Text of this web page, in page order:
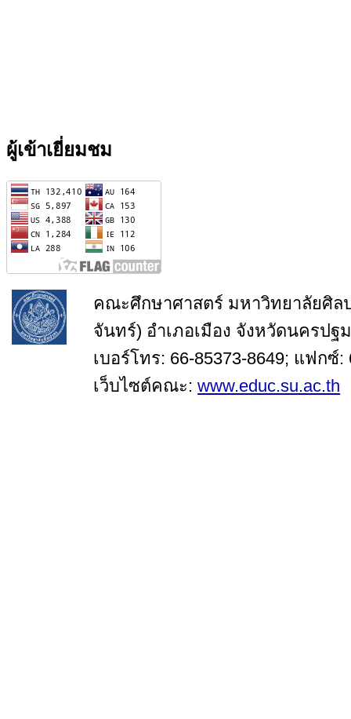
ผู้เข้าเยี่ยมชม
คณะศึกษาศาสตร์ มหาวิทยาลัยศิล
จันทร์) อำเภอเมือง จังหวัดนครปฐ
เบอร์โทร: 66-85373-8649; แฟกซ์:
เว็บไซต์คณะ:www.educ.su.ac.th